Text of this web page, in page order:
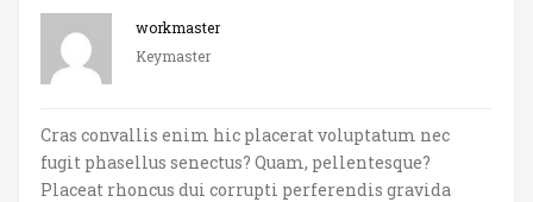
workmaster
Keymaster
Cras convallis enim hic placerat voluptatum nec
fugit phasellus senectus? Quam, pellentesque?
Placeat rhoncus dui corrupti perferendis gravida